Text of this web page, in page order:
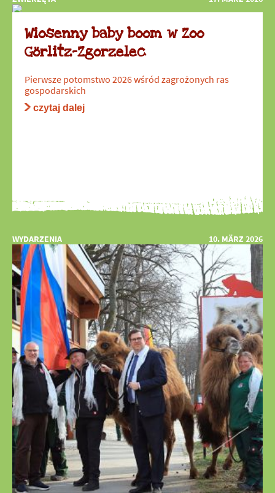
Wiosenny baby boom w Zoo
Görlitz-Zgorzelec
Pierwsze potomstwo 2026 wśród zagrożonych ras
gospodarskich
czytaj dalej
WYDARZENIA 10. MÄRZ 2026